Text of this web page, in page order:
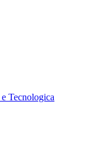
Tecnologica